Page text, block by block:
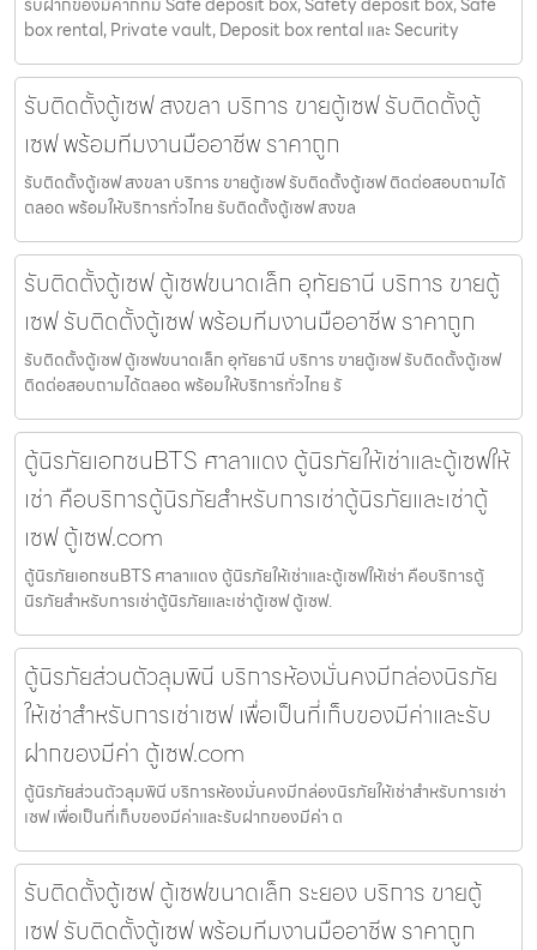
box rental, Private vault, Deposit box rental และ Security
รับติดตั้งตู้เซฟ สงขลา บริการ ขายตู้เซฟ รับติดตั้งตู้
เซฟ พร้อมทีมงานมืออาชีพ ราคาถูก
รับติดตั้งตู้เซฟ สงขลา บริการ ขายตู้เซฟ รับติดตั้งตู้เซฟ ติดต่อสอบถามได้
ตลอด พร้อมให้บริการทั่วไทย รับติดตั้งตู้เซฟ สงขล
รับติดตั้งตู้เซฟ ตู้เซฟขนาดเล็ก อุทัยธานี บริการ ขายตู้
เซฟ รับติดตั้งตู้เซฟ พร้อมทีมงานมืออาชีพ ราคาถูก
รับติดตั้งตู้เซฟ ตู้เซฟขนาดเล็ก อุทัยธานี บริการ ขายตู้เซฟ รับติดตั้งตู้เซฟ
ติดต่อสอบถามได้ตลอด พร้อมให้บริการทั่วไทย รั
ตู้นิรภัยเอกชนBTS ศาลาแดง ตู้นิรภัยให้เช่าและตู้เซฟให้
เช่า คือบริการตู้นิรภัยสำหรับการเช่าตู้นิรภัยและเช่าตู้
เซฟ ตู้เซฟ.com
ตู้นิรภัยเอกชนBTS ศาลาแดง ตู้นิรภัยให้เช่าและตู้เซฟให้เช่า คือบริการตู้
นิรภัยสำหรับการเช่าตู้นิรภัยและเช่าตู้เซฟ ตู้เซฟ.
ตู้นิรภัยส่วนตัวลุมพินี บริการห้องมั่นคงมีกล่องนิรภัย
ให้เช่าสำหรับการเช่าเซฟ เพื่อเป็นที่เก็บของมีค่าและรับ
ฝากของมีค่า ตู้เซฟ.com
ตู้นิรภัยส่วนตัวลุมพินี บริการห้องมั่นคงมีกล่องนิรภัยให้เช่าสำหรับการเช่า
เซฟ เพื่อเป็นที่เก็บของมีค่าและรับฝากของมีค่า ต
รับติดตั้งตู้เซฟ ตู้เซฟขนาดเล็ก ระยอง บริการ ขายตู้
เซฟ รับติดตั้งตู้เซฟ พร้อมทีมงานมืออาชีพ ราคาถูก